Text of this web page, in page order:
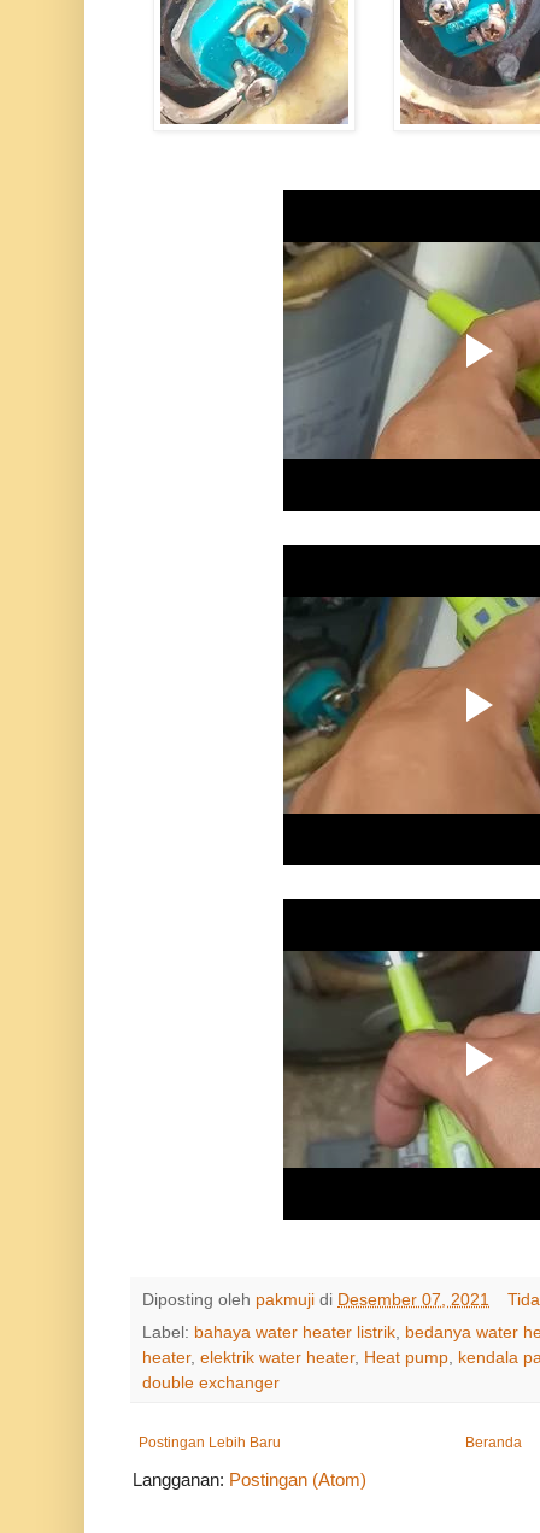
Diposting oleh pakmuji di Desember 07, 2021
Label: bahaya water heater listrik
bedanya water
heater, elektrik water heater, Heat pump
kendala
double exchanger
Postingan Lebih Baru Beranda
Langganan: Postingan (Atom)